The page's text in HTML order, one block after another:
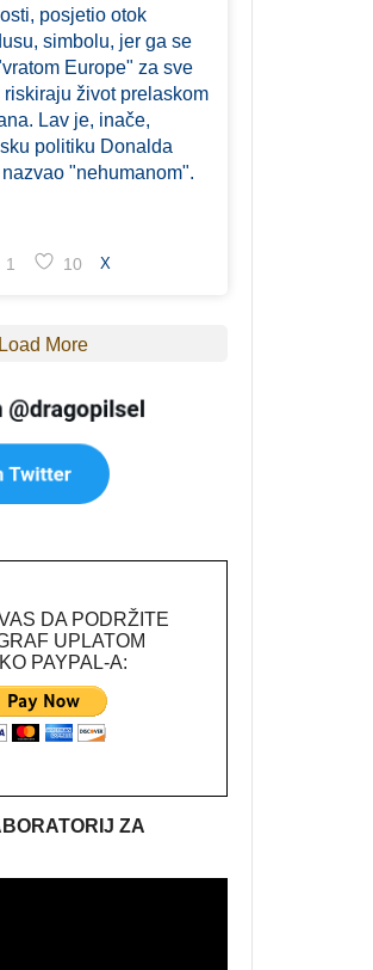
posjetio otok
simbolu, jer ga se
Europe" za sve
život prelaskom
Lav je, inače,
politiku Donalda
"nehumanom".
1 10 X
Load More
DA PODRŽITE
UPLATOM
PAYPAL-A:
ZA